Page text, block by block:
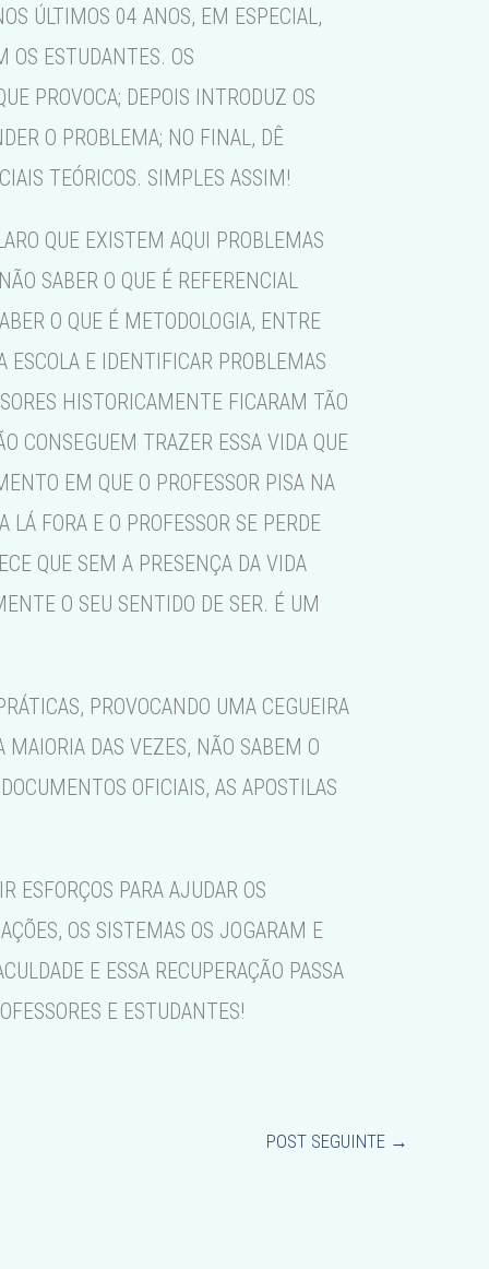
ÚLTIMOS 04 ANOS, EM ESPECIAL,
OS ESTUDANTES. OS
PROVOCA; DEPOIS INTRODUZ OS
O PROBLEMA; NO FINAL, DÊ
TEÓRICOS. SIMPLES ASSIM!
QUE EXISTEM AQUI PROBLEMAS
SABER O QUE É REFERENCIAL
O QUE É METODOLOGIA, ENTRE
ESCOLA E IDENTIFICAR PROBLEMAS
HISTORICAMENTE FICARAM TÃO
CONSEGUEM TRAZER ESSA VIDA QUE
EM QUE O PROFESSOR PISA NA
FORA E O PROFESSOR SE PERDE
QUE SEM A PRESENÇA DA VIDA
O SEU SENTIDO DE SER. É UM
PROVOCANDO UMA CEGUEIRA
MAIORIA DAS VEZES, NÃO SABEM O
OFICIAIS, AS APOSTILAS
ESFORÇOS PARA AJUDAR OS
OS SISTEMAS OS JOGARAM E
E ESSA RECUPERAÇÃO PASSA
E ESTUDANTES!
POST SEGUINTE →